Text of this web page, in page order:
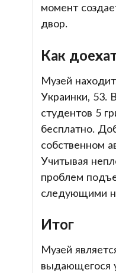
момент
двор.
Как
Музей
Украинки, 53.
студентов 5
бесплатно.
собственном
Учитывая
проблем
следующими
Итог
Музей
выдающегося